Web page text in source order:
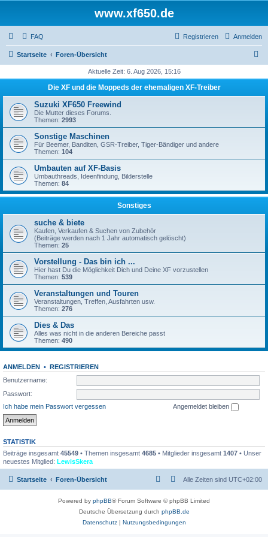
www.xf650.de
FAQ Anmelden
Registrieren
Startseite Foren-Übersicht
h
Aktuelle Zeit: 6. Aug 2026, 15:16
Die XF und die Moppeds der ehemaligen XF-Treiber
Suzuki XF650 Freewind
Die Mutter dieses Forums.
Themen: 2993
Sonstige Maschinen
Für Beemer, Banditen, GSR-Treiber, Tiger-Bändiger und andere
Themen: 104
Umbauten auf XF-Basis
Umbauthreads, Ideenfindung, Bilderstelle
Themen: 84
Sonstiges
suche & biete
Kaufen, Verkaufen & Suchen von Zubehör
(Beiträge werden nach 1 Jahr automatisch gelöscht)
Themen: 25
Vorstellung - Das bin ich ...
Hier hast Du die Möglichkeit Dich und Deine XF vorzustellen
Themen: 539
Veranstaltungen und Touren
Veranstaltungen, Treffen, Ausfahrten usw.
Themen: 276
Dies & Das
Alles was nicht in die anderen Bereiche passt
Themen: 490
ANMELDEN • REGISTRIEREN
Benutzername:
Passwort:
Ich habe mein Passwort vergessen
Angemeldet bleiben
STATISTIK
Beiträge insgesamt 45549 • Themen insgesamt 4685 • Mitglieder insgesamt 1407 • Unser
neuestes Mitglied: LewisSkera
Startseite Foren-Übersicht Alle Zeiten sind UTC+02:00
Powered by phpBB® Forum Software © phpBB Limited
Deutsche Übersetzung durch phpBB.de
Datenschutz| Nutzungsbedingungen